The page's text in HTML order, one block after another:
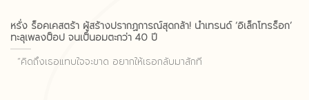
หรั่ง ร็อคเคสตร้า ผู้สร้างปรากฏการณ์สุดกล้า! นำเทรนด์ ‘อิเล็กโทรร็อก’
ทะลุเพลงป็อป จนเป็นอมตะกว่า 40 ปี
“คิดถึงเธอแทบใจจะขาด อยากให้เธอกลับมาสักที